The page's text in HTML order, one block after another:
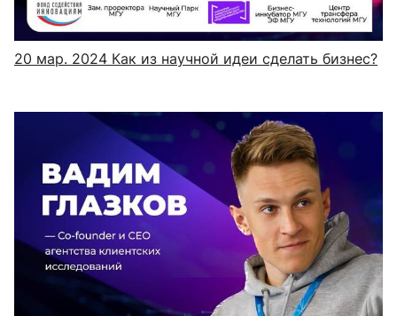
20 мар. 2024 Как из научной идеи сделать бизнес?